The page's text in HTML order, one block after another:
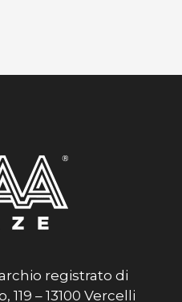
registrato di
119 – 13100 Vercelli